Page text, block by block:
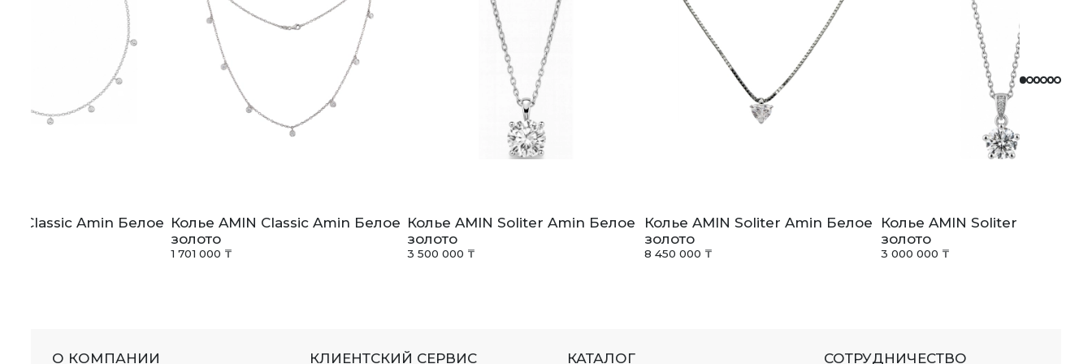
Classic Amin Белое Колье AMIN Classic Amin Белое
золото
1 701 000 ₸
Колье AMIN Soliter Amin Белое
золото
3 500 000 ₸
Колье AMIN Soliter Amin Белое
золото
8 450 000 ₸
Колье AMIN Soliter Amin
золото
3 000 000 ₸
О КОМПАНИИ КЛИЕНТСКИЙ СЕРВИС КАТАЛОГ СОТРУДНИЧЕСТВО